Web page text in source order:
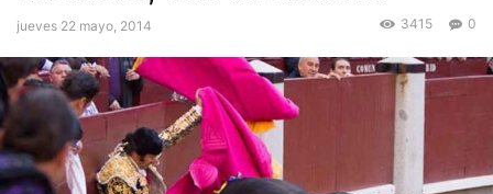
jueves 22 mayo, 2014 0
3415